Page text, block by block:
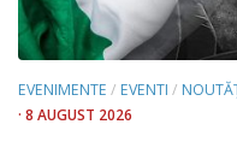
EVENIMENTE / EVENTI /
· 8 AUGUST 2026